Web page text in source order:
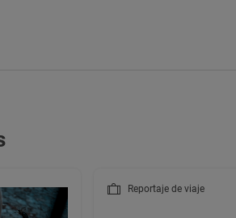
Reportaje de viaje